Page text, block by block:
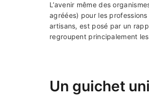
L’avenir même des
agréées) pour les
artisans, est posé par un
regroupent principalement
Un guichet